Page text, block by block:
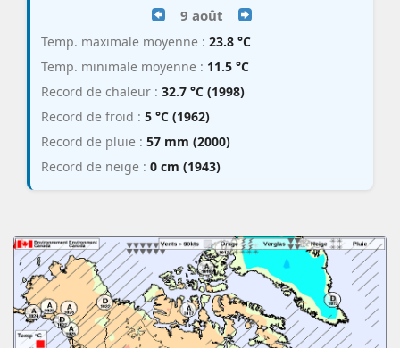
9 août
Temp. maximale moyenne : 23.8 °C
Temp. minimale moyenne : 11.5 °C
Record de chaleur : 32.7 °C (1998)
Record de froid : 5 °C (1962)
Record de pluie : 57 mm (2000)
Record de neige : 0 cm (1943)